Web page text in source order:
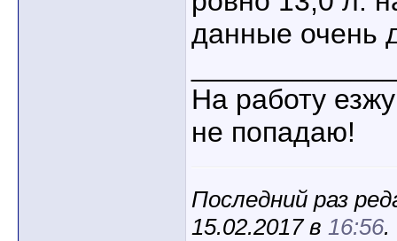
данные очень
На работу
не попадаю!
Последний раз
15.02.2017 в 16:56.